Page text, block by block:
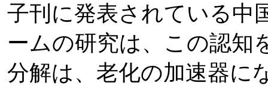
子刊に発表されている中
ームの研究は、この認知
分解は、老化の加速器に